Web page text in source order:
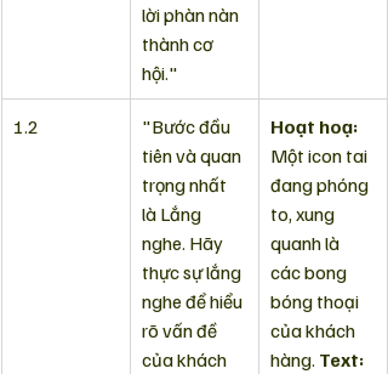
lời phàn nàn
thành cơ
hội."
1.2
"Bước đầu
tiên và quan
trọng nhất
là Lắng
nghe. Hãy
thực sự lắng
nghe để hiểu
rõ vấn đề
của khách
Hoạt hoạ:
Một icon tai
đang phóng
to, xung
quanh là
các bong
bóng thoại
của khách
hàng. Text: